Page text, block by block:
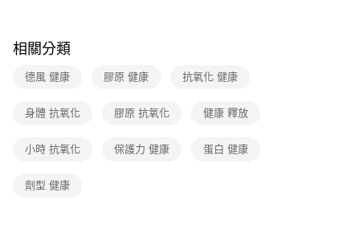
相關分類
德風 健康 膠原 健康 抗氧化 健康
身體 抗氧化 膠原 抗氧化 健康 釋放
小時 抗氧化 保護力 健康 蛋白 健康
劑型 健康